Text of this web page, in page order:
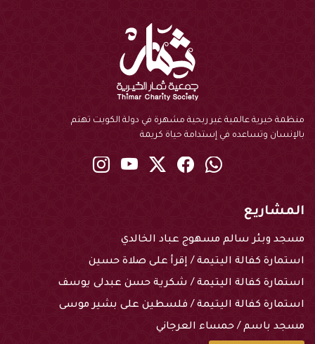
منظمة خيرية عالمية غير ربحية مشهرة في دولة الكويت تهتم
بالإنسان وتساعده في إستدامة حياة كريمة
Whatsapp
Facebook
twitter
youtube
instagram
المشاريع
مسجد وبئر سالم مسهوج عباد الخالدي
استمارة كفالة اليتيمة / إقرأ على صلاة حسين
استمارة كفالة اليتيمة / شكرية حسن عبدلى يوسف
استمارة كفالة اليتيمة / فلسطين على بشير موسى
مسجد باسم / حمساء العرجاني